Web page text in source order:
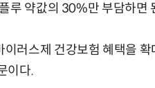
루 약값의 30%만 부담하면
러스제 건강보험 혜택을 확
이다.